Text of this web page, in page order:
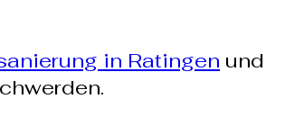
in Ratingen und